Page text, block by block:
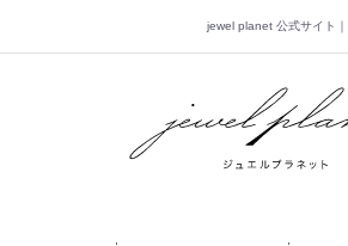
jewel planet 公式サイト
jewel